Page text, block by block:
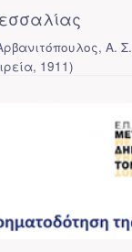
Α. Σ.
, 1911)